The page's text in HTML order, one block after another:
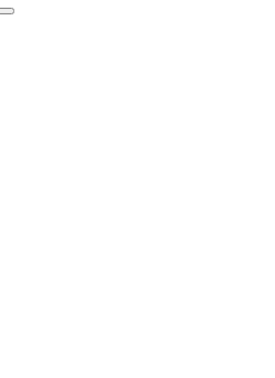
Senden